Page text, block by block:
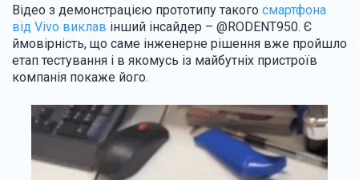
Відео з демонстрацією прототипу такого смартфона
від Vivo виклав інший інсайдер – @RODENT950. Є
ймовірність, що саме інженерне рішення вже пройшло
етап тестування і в якомусь із майбутніх пристроїв
компанія покаже його.